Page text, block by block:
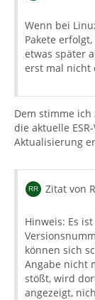
Wenn bei
Pakete
etwas später
erst mal nicht
Dem stimme
die aktuelle
Aktualisierung
Zitat von
Hinweis: Es
können sich
Angabe nicht
stößt, wird
angezeigt,